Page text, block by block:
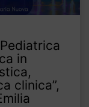
in
clinica”,